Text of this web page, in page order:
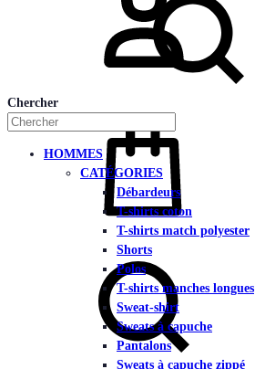
Chercher
HOMMES
CATÉGORIES
Débardeurs
T-shirts coton
T-shirts match polyester
Shorts
Polos
T-shirts manches longues
Sweat-shirt
Sweats à capuche
Pantalons
Sweats à capuche zippé